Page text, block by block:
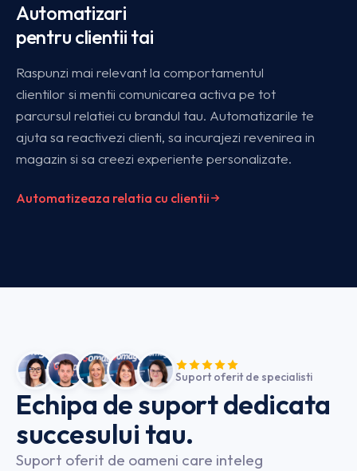
Automatizari
pentru clientii tai
Raspunzi mai relevant la comportamentul
clientilor si mentii comunicarea activa pe tot
parcursul relatiei cu brandul tau. Automatizarile te
ajuta sa reactivezi clienti, sa incurajezi revenirea in
magazin si sa creezi experiente personalizate.
Automatizeaza relatia cu clientii
Suport oferit de specialisti
Echipa desuportdedicata
succesului tau.
Suport oferit de oameni care inteleg